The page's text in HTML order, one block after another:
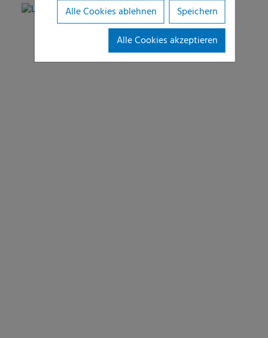
LOCATEC QuickSupport
Alle Cookies ablehnen
Speichern
Alle Cookies akzeptieren